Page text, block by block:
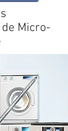
Micro-